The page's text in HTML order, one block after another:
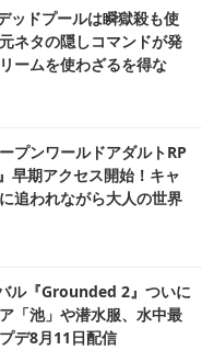
ッドプールは瞬獄殺も使
ネタの隠しコマンドが発
ームを使わざるを得な
プンワールドアダルトRP
期アクセス開始！キャ
追われながら大人の世界
ル『Grounded 2』ついに
「池」や潜水服、水中最
デ8月11日配信